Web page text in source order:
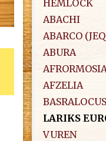
HEMLOCK
ABACHI
ABARCO
ABURA
AFZELIA
BASRALOCUS
LARIKS
VUREN